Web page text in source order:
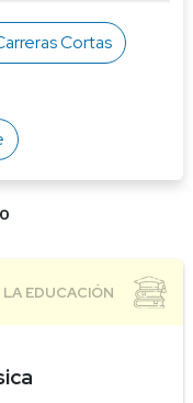
Cortas